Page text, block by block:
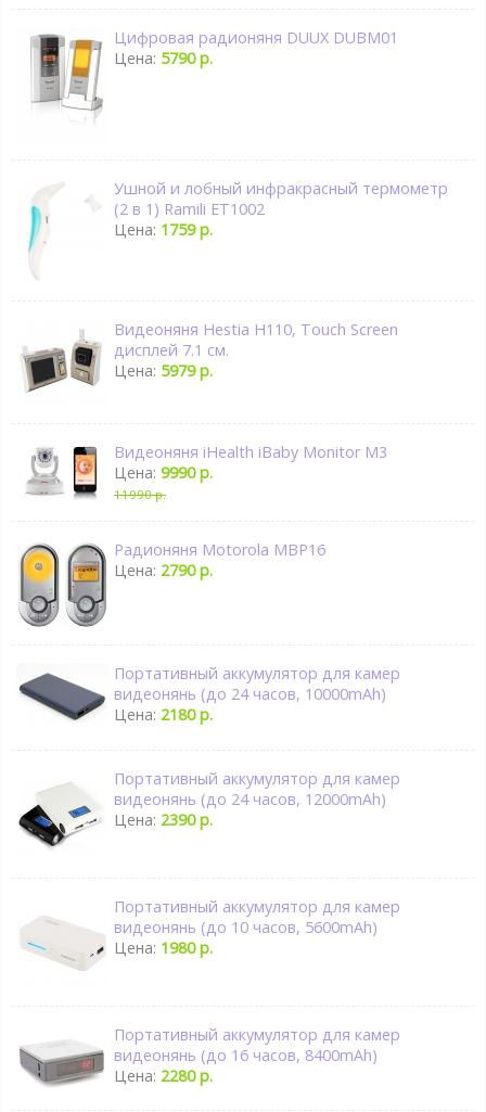
Цифровая радионяня DUUX DUBM01
Цена: 5790 р.
Ушной и лобный инфракрасный термометр
(2 в 1) Ramili ET1002
Цена: 1759 р.
Видеоняня Hestia H110, Touch Screen
дисплей 7.1 см.
Цена: 5979 р.
Видеоняня iHealth iBaby Monitor M3
Цена:9990 р.
11990 р.
Радионяня Motorola MBP16
Цена: 2790 р.
Портативный аккумулятор для камер
видеонянь (до 24 часов, 10000mAh)
Цена: 2180 р.
Портативный аккумулятор для камер
видеонянь (до 24 часов, 12000mAh)
Цена: 2390 р.
Портативный аккумулятор для камер
видеонянь (до 10 часов, 5600mAh)
Цена: 1980 р.
Портативный аккумулятор для камер
видеонянь (до 16 часов, 8400mAh)
Цена: 2280 р.